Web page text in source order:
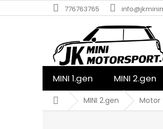
na
776763765
MINI 1.gen MINI 2.gen
DomůMINI 2.gen Motor